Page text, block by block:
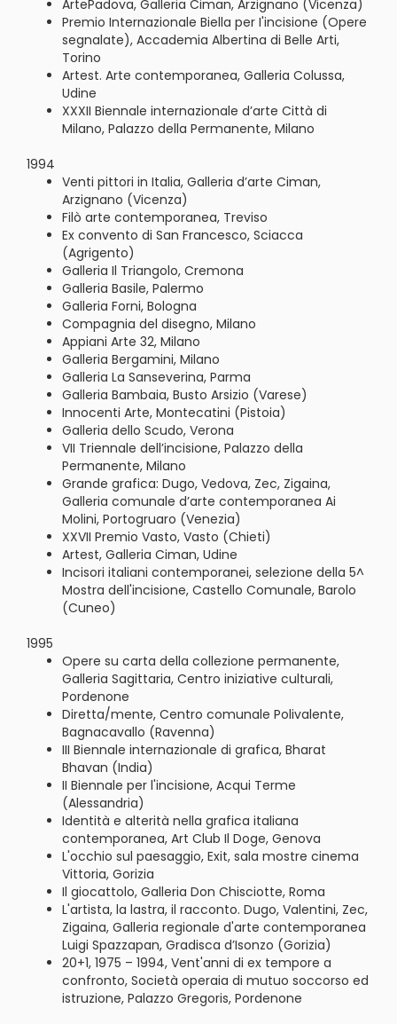
ArtePadova, Galleria Ciman, Arzignano (Vicenza)
Premio Internazionale Biella per I'incisione (Opere
segnalate), Accademia Albertina di Belle Arti,
Torino
Artest. Arte contemporanea, Galleria Colussa,
Udine
XXXII Biennale internazionale d’arte Città di
Milano, Palazzo della Permanente, Milano
1994
Venti pittori in Italia, Galleria d’arte Ciman,
Arzignano (Vicenza)
Filò arte contemporanea, Treviso
Ex convento di San Francesco, Sciacca
(Agrigento)
Galleria Il Triangolo, Cremona
Galleria Basile, Palermo
Galleria Forni, Bologna
Compagnia del disegno, Milano
Appiani Arte 32, Milano
Galleria Bergamini, Milano
Galleria La Sanseverina, Parma
Galleria Bambaia, Busto Arsizio (Varese)
Innocenti Arte, Montecatini (Pistoia)
Galleria dello Scudo, Verona
VII Triennale dell’incisione, Palazzo della
Permanente, Milano
Grande grafica: Dugo, Vedova, Zec, Zigaina,
Galleria comunale d’arte contemporanea Ai
Molini, Portogruaro (Venezia)
XXVII Premio Vasto, Vasto (Chieti)
Artest, Galleria Ciman, Udine
Incisori italiani contemporanei, selezione della 5^
Mostra dell'incisione, Castello Comunale, Barolo
(Cuneo)
1995
Opere su carta della collezione permanente,
Galleria Sagittaria, Centro iniziative culturali,
Pordenone
Diretta/mente, Centro comunale Polivalente,
Bagnacavallo (Ravenna)
III Biennale internazionale di grafica, Bharat
Bhavan (India)
II Biennale per l'incisione, Acqui Terme
(Alessandria)
Identità e alterità nella grafica italiana
contemporanea, Art Club Il Doge, Genova
L'occhio sul paesaggio, Exit, sala mostre cinema
Vittoria, Gorizia
Il giocattolo, Galleria Don Chisciotte, Roma
L'artista, la lastra, il racconto. Dugo, Valentini, Zec,
Zigaina, Galleria regionale d'arte contemporanea
Luigi Spazzapan, Gradisca d’Isonzo (Gorizia)
20+1, 1975 – 1994, Vent'anni di ex tempore a
confronto, Società operaia di mutuo soccorso ed
istruzione, Palazzo Gregoris, Pordenone